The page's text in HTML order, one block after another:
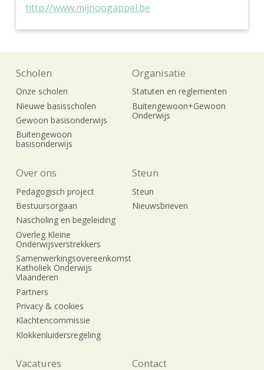
http://www.mijnoogappel.be
Scholen
Onze scholen
Nieuwe basisscholen
Gewoon basisonderwijs
Buitengewoon
basisonderwijs
Organisatie
Statuten en reglementen
Buitengewoon+Gewoon
Onderwijs
Over ons
Pedagogisch project
Bestuursorgaan
Nascholing en begeleiding
Overleg Kleine
Onderwijsverstrekkers
Samenwerkingsovereenkomst
Katholiek Onderwijs
Vlaanderen
Partners
Privacy & cookies
Klachtencommissie
Klokkenluidersregeling
Steun
Steun
Nieuwsbrieven
Vacatures Contact